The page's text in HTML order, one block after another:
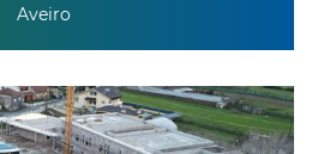
Aveiro